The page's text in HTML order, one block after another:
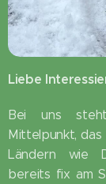
Liebe
Bei uns
Mittelpunkt, das
Ländern wie
bereits fix am